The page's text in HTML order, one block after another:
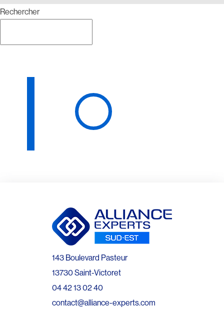
Rechercher
143 Boulevard Pasteur
13730 Saint-Victoret
04 42 13 02 40
contact@alliance-experts.com